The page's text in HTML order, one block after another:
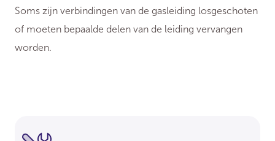
Soms zijn verbindingen van de gasleiding losgeschoten
of moeten bepaalde delen van de leiding vervangen
worden.